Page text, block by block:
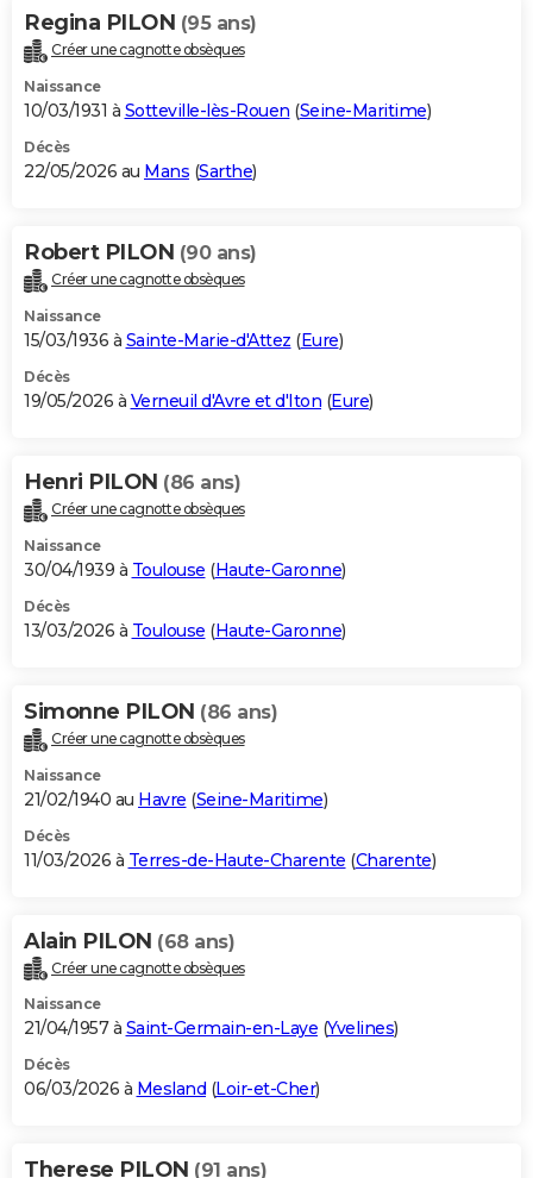
Regina PILON (95 ans)
Créer une cagnotte obsèques
Naissance
10/03/1931 à Sotteville-lès-Rouen (Seine-Maritime)
Décès
22/05/2026 au Mans (Sarthe)
Robert PILON (90 ans)
Créer une cagnotte obsèques
Naissance
15/03/1936 à Sainte-Marie-d'Attez (Eure)
Décès
19/05/2026 à Verneuil d'Avre et d'Iton (Eure)
Henri PILON (86 ans)
Créer une cagnotte obsèques
Naissance
30/04/1939 à Toulouse (Haute-Garonne)
Décès
13/03/2026 à Toulouse (Haute-Garonne)
Simonne PILON (86 ans)
Créer une cagnotte obsèques
Naissance
21/02/1940 au Havre (Seine-Maritime)
Décès
11/03/2026 à Terres-de-Haute-Charente (Charente)
Alain PILON (68 ans)
Créer une cagnotte obsèques
Naissance
21/04/1957 à Saint-Germain-en-Laye (Yvelines)
Décès
06/03/2026 à Mesland (Loir-et-Cher)
Therese PILON (91 ans)